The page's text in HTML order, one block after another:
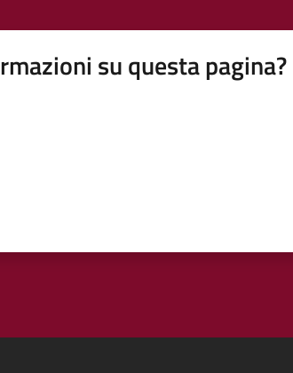
su questa pagina?